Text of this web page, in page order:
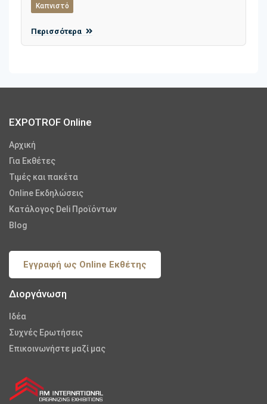
Καπνιστό
Περισσότερα
EXPOTROF Online
Αρχική
Για Εκθέτες
Τιμές και πακέτα
Online Εκδηλώσεις
Κατάλογος Deli Προϊόντων
Blog
Εγγραφή ως Online Εκθέτης
Διοργάνωση
Iδέα
Συχνές Ερωτήσεις
Επικοινωνήστε μαζί μας